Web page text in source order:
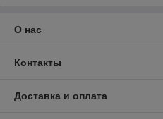
О нас
Контакты
Доставка и оплата